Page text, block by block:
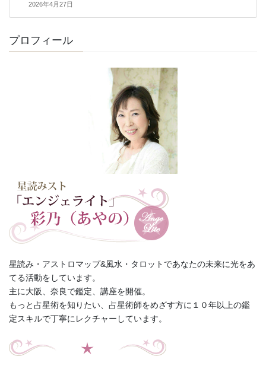
2026年4月27日
プロフィール
星読み・アストロマップ&風水・タロットであなたの未来に光をあ
てる活動をしています。
主に大阪、奈良で鑑定、講座を開催。
もっと占星術を知りたい、占星術師をめざす方に１０年以上の鑑
定スキルで丁寧にレクチャーしています。